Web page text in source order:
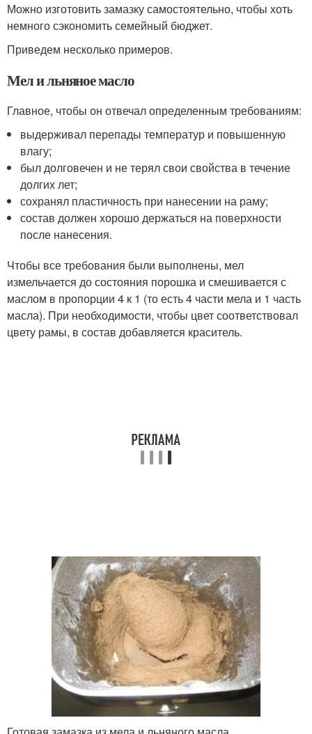
Можно изготовить замазку самостоятельно, чтобы хоть
немного сэкономить семейный бюджет.
Приведем несколько примеров.
Мел и льняное масло
Главное, чтобы он отвечал определенным требованиям:
выдерживал перепады температур и повышенную
влагу;
был долговечен и не терял свои свойства в течение
долгих лет;
сохранял пластичность при нанесении на раму;
состав должен хорошо держаться на поверхности
после нанесения.
Чтобы все требования были выполнены, мел
измельчается до состояния порошка и смешивается с
маслом в пропорции 4 к 1 (то есть 4 части мела и 1 часть
масла). При необходимости, чтобы цвет соответствовал
цвету рамы, в состав добавляется краситель.